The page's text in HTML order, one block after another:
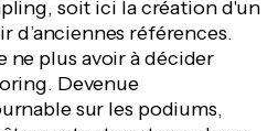
soit ici la création d'un
d’anciennes références.
ne plus avoir à décider
Devenue
sur les podiums,